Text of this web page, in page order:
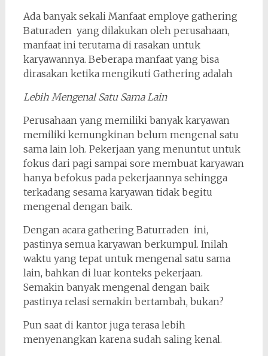
Ada banyak sekali Manfaat employe gathering
Baturaden yang dilakukan oleh perusahaan,
manfaat ini terutama di rasakan untuk
karyawannya. Beberapa manfaat yang bisa
dirasakan ketika mengikuti Gathering adalah
Lebih Mengenal Satu Sama Lain
Perusahaan yang memiliki banyak karyawan
memiliki kemungkinan belum mengenal satu
sama lain loh. Pekerjaan yang menuntut untuk
fokus dari pagi sampai sore membuat karyawan
hanya befokus pada pekerjaannya sehingga
terkadang sesama karyawan tidak begitu
mengenal dengan baik.
Dengan acara gathering Baturraden ini,
pastinya semua karyawan berkumpul. Inilah
waktu yang tepat untuk mengenal satu sama
lain, bahkan di luar konteks pekerjaan.
Semakin banyak mengenal dengan baik
pastinya relasi semakin bertambah, bukan?
Pun saat di kantor juga terasa lebih
menyenangkan karena sudah saling kenal.